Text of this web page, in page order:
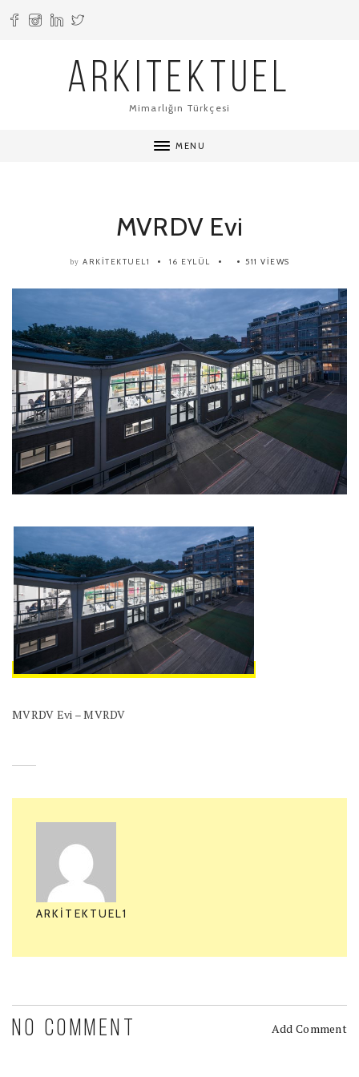
ARKITEKTUEL
Mimarlığın Türkçesi
MENU
MVRDV Evi
by ARKITEKTUEL1 16 EYLÜL 511 VIEWS
MVRDV Evi – MVRDV
ARKITEKTUEL1
NO COMMENT Add Comment